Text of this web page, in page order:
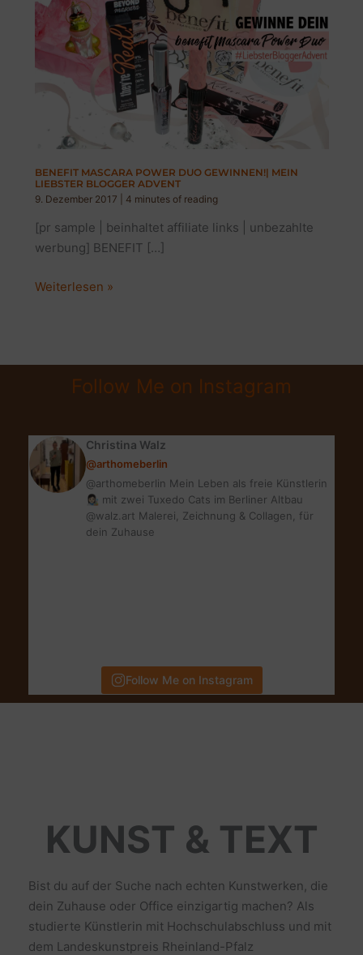
BENEFIT MASCARA POWER DUO GEWINNEN!| MEIN
LIEBSTER BLOGGER ADVENT
9. Dezember 2017
4 minutes of reading
[pr sample | beinhaltet affiliate links | unbezahlte
werbung] BENEFIT […]
BENEFIT
GEWINNEN!|
ADVENT
Weiterlesen »
Follow Me on Instagram
Christina Walz
@arthomeberlin
@arthomeberlin Mein Leben als freie Künstlerin
👩🏻‍🎨 mit zwei Tuxedo Cats im Berliner Altbau
@walz.art Malerei, Zeichnung & Collagen, für
dein Zuhause
Follow Me on Instagram
KUNST & TEXT
Bist du auf der Suche nach echten Kunstwerken, die
dein Zuhause oder Office einzigartig machen? Als
studierte Künstlerin mit Hochschulabschluss und mit
dem Landeskunstpreis Rheinland-Pfalz